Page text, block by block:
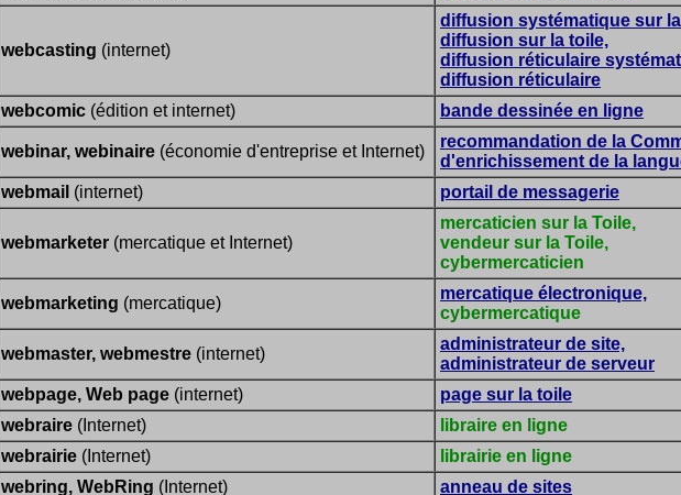
webcasting (internet)
diffusion systématique sur
diffusion sur la toile,
diffusion réticulaire
diffusion réticulaire
webcomic (édition et internet) bande dessinée en ligne
webinar, webinaire (économie d'entreprise et Internet)
recommandation de la
d'enrichissement de la
webmail (internet) portail de messagerie
webmarketer (mercatique et Internet)
mercaticien sur la Toile,
vendeur sur la Toile,
cybermercaticien
webmarketing (mercatique)
mercatique électronique,
cybermercatique
webmaster, webmestre (internet)
administrateur de site,
administrateur de serveur
webpage, Web page (internet)
page sur la toile
webraire (Internet)
libraire en ligne
webrairie (Internet)
librairie en ligne
webring, WebRing (Internet) anneau de sites